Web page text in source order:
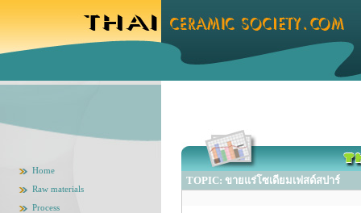
Home
Raw materials
Process
TOPIC: ขายแร่โซเดียมเฟสด์สปาร์